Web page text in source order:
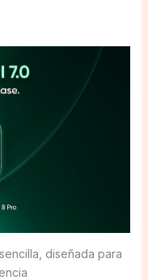
diseñada para